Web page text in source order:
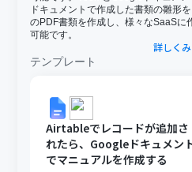
ドキュメントで作成した書類の雛形
のPDF書類を作成し、様々なSaaSに
可能です。
詳しく
テンプレート
Airtableでレコードが追加さ
れたら、Googleドキュメン
でマニュアルを作成する